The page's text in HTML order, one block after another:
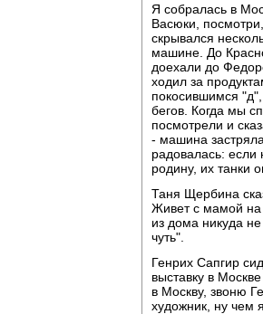
Я собралась в
Васюки,
скрывался
машине. До
доехали до
ходил за
покосившимся
бегов. Когда мы
посмотрели и
- машина
радовалась:
родину, их танки
Таня Щербина
Живет с мамой на
из дома никуда не
чуть".
Генрих Сапгир
выставку в
в Москву, звоню
художник, ну чем